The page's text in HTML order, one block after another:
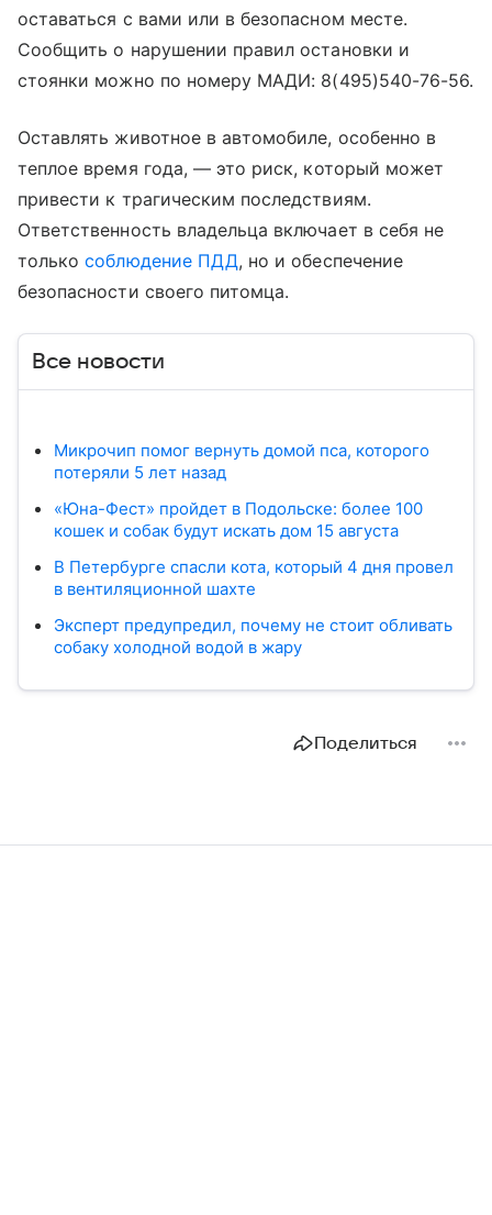
оставаться с вами или в безопасном месте.
Сообщить о нарушении правил остановки и
стоянки можно по номеру МАДИ: 8(495)540-76-56.
Оставлять животное в автомобиле, особенно в
теплое время года, — это риск, который может
привести к трагическим последствиям.
Ответственность владельца включает в себя не
толькособлюдение ПДД, но и обеспечение
безопасности своего питомца.
Все новости
Микрочип помог вернуть домой пса, которого
потеряли 5 лет назад
«Юна-Фест» пройдет в Подольске: более 100
кошек и собак будут искать дом 15 августа
В Петербурге спасли кота, который 4 дня провел
в вентиляционной шахте
Эксперт предупредил, почему не стоит обливать
собаку холодной водой в жару
Поделиться